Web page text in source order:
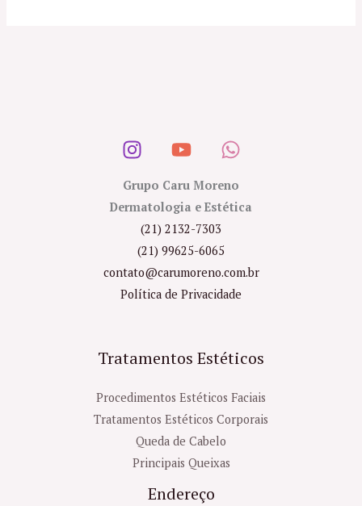
Grupo Caru Moreno
Dermatologia e Estética
(21) 2132-7303
(21) 99625-6065
contato@carumoreno.com.br
Política de Privacidade
Tratamentos Estéticos
Procedimentos Estéticos Faciais
Tratamentos Estéticos Corporais
Queda de Cabelo
Principais Queixas
Endereço